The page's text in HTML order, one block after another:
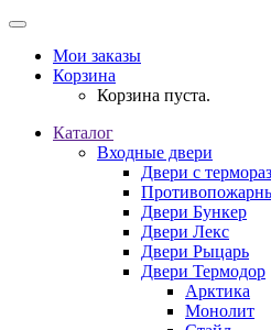
Мои заказы
Корзина
Корзина пуста.
Каталог
Входные двери
Двери с
Двери Бункер
Двери Лекс
Двери Рыцарь
Двери Термодор
Арктика
Монолит